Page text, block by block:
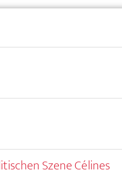
Szene Célines